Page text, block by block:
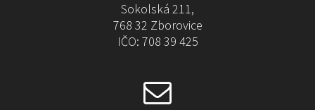
Sokolská 211,
768 32 Zborovice
IČO: 708 39 425